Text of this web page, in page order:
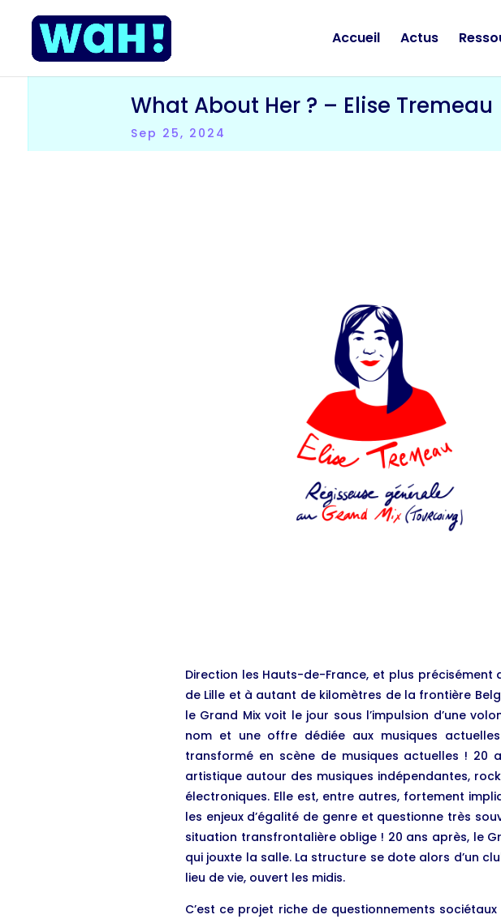
Accueil Actus
What About Her ? – Elise Tremeau
Sep 25, 2024
Direction les Hauts-de-France, et plus
de Lille et à autant de kilomètres de la frontière
le Grand Mix voit le jour sous l’impulsion d’une
nom et une offre dédiée aux musiques
transformé en scène de musiques actuelles ! 20
artistique autour des musiques indépendantes,
électroniques. Elle est, entre autres, fortement
les enjeux d’égalité de genre et questionne très
situation transfrontalière oblige ! 20 ans après, le
qui jouxte la salle. La structure se dote alors d’un
lieu de vie, ouvert les midis.
C’est ce projet riche de questionnements